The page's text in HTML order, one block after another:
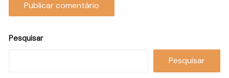
Pesquisar
Pesquisar